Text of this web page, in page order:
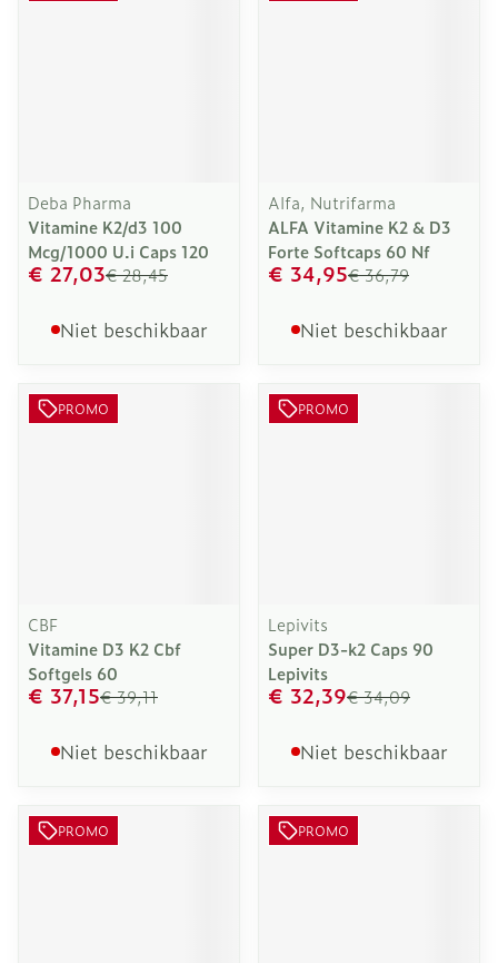
Deba Pharma
Vitamine K2/d3 100
Mcg/1000 U.i Caps 120
€ 28,45
€ 27,03
Niet beschikbaar
Alfa, Nutrifarma
ALFA Vitamine K2 & D3
Forte Softcaps 60 Nf
€ 36,79
€ 34,95
Niet beschikbaar
PROMO
CBF
Vitamine D3 K2 Cbf
Softgels 60
€ 39,11
€ 37,15
Niet beschikbaar
PROMO
Lepivits
Super D3-k2 Caps 90
Lepivits
€ 34,09
€ 32,39
Niet beschikbaar
PROMO PROMO